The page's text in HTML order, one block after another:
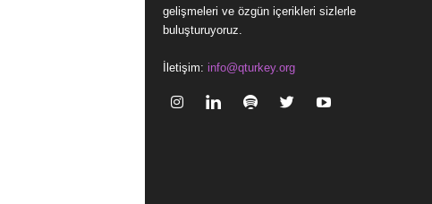
gelişmeleri ve özgün içerikleri sizlerle
buluşturuyoruz.
İletişim: info@qturkey.org